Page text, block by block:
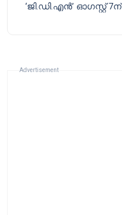
‘ജി.ഡി.എൻ’ ഓഗസ്റ്റ്
Advertisement